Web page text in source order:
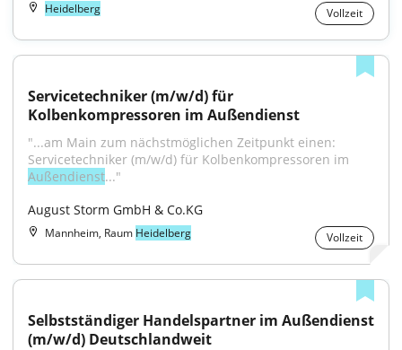
Heidelberg Vollzeit
Servicetechniker (m/w/d) für
Kolbenkompressoren im Außendienst
"...am Main zum nächstmöglichen Zeitpunkt einen:
Außendienst..."
August Storm GmbH & Co.KG
Mannheim, Raum Heidelberg Vollzeit
Selbstständiger Handelspartner im Außendienst
(m/w/d) Deutschlandweit